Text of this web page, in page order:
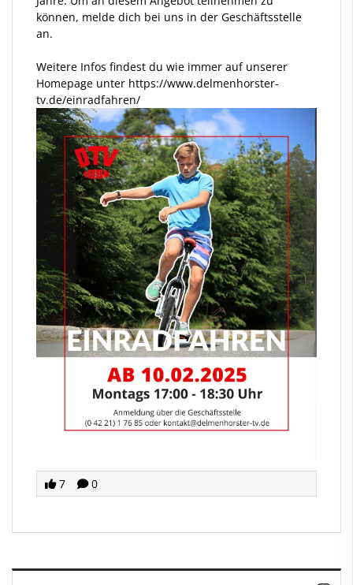
können, melde dich bei uns in der Geschäftsstelle
an.
Weitere Infos findest du wie immer auf unserer
Homepage unter https://www.delmenhorster-
tv.de/einradfahren/
7 0